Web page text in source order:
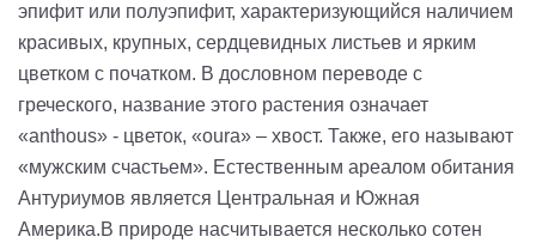
эпифит или полуэпифит, характеризующийся наличием
красивых, крупных, сердцевидных листьев и ярким
цветком с початком. В дословном переводе с
греческого, название этого растения означает
«anthous» - цветок, «oura» – хвост. Также, его называют
«мужским счастьем». Естественным ареалом обитания
Антуриумов является Центральная и Южная
Америка.В природе насчитывается несколько сотен